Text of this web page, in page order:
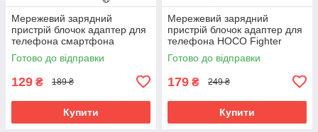
Мережевий зарядний
пристрій блочок адаптер для
телефона смартфона
BOROFONE Original BA100A
Type-C 20W PD/QC
Готово до відправки
129 ₴ 189 ₴
Купити
Мережевий зарядний
пристрій блочок адаптер для
телефона HOCO Fighter
Charger C109A 20W (1Type-
C/1USB, 3A/20W, PD/Q)
Готово до відправки
179 ₴ 249 ₴
Купити